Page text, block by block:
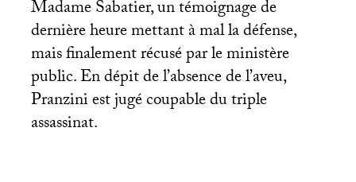
Madame Sabatier, un témoignage de
dernière heure mettant à mal la défense,
mais finalement récusé par le ministère
public. En dépit de l’absence de l’aveu,
Pranzini est jugé coupable du triple
assassinat.